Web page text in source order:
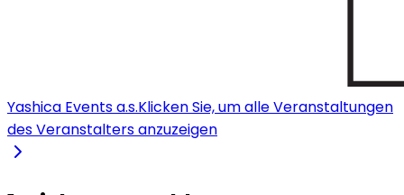
Yashica Events a.s.Klicken Sie, um alle Veranstaltungen
des Veranstalters anzuzeigen